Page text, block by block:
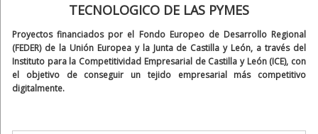
TECNOLOGICO DE LAS PYMES
Proyectos financiados por el Fondo Europeo de Desarrollo Regional
(FEDER) de la Unión Europea y la Junta de Castilla y León, a través del
Instituto para la Competitividad Empresarial de Castilla y León (ICE), con
el objetivo de conseguir un tejido empresarial más competitivo
digitalmente.